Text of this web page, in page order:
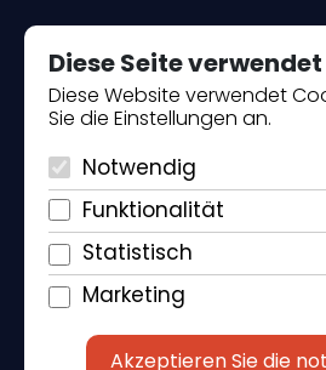
Diese Seite
Diese Website verwendet
Sie die Einstellungen an.
Notwendig
Funktionalität
Statistisch
Marketing
Akzeptieren Sie die
Piantade 41, 52440 Poreč
+385 98 184 4015
info@klickandbook.com